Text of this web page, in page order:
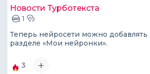
Новости Турботекста
1
Теперь нейросети можно добавлять
разделе «Мои нейронки».
3